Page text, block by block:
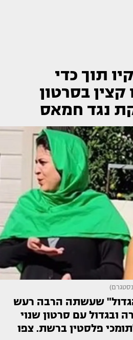
תוך כדי
קצין בסרטון
נגד חמאס
שעשתה הרבה רעש
ובגדול עם סרטון שנוי
פלסטין ברשת. צפו